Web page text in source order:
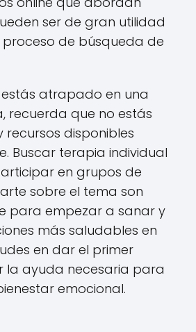
ser de gran utilidad
de búsqueda de
estás atrapado en una
recuerda que no estás
recursos disponibles
Buscar terapia individual
en grupos de
sobre el tema son
para empezar a sanar y
más saludables en
en dar el primer
la ayuda necesaria para
emocional.